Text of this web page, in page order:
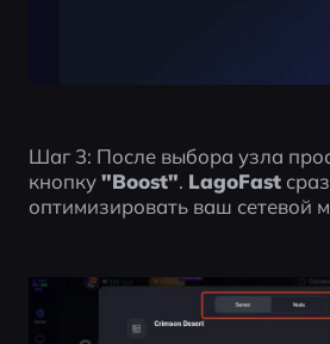
Шаг 3: После выбора узла
кнопку "Boost". LagoFast
оптимизировать ваш сетевой